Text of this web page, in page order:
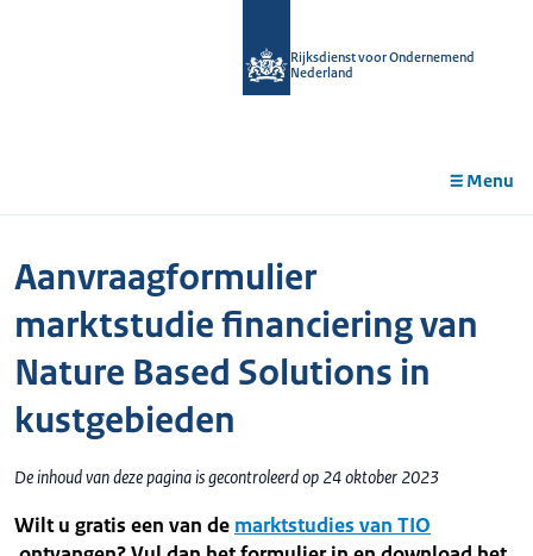
Rijksdienst voor Ondernemend
Nederland
Menu
Aanvraagformulier
marktstudie financiering van
Nature Based Solutions in
kustgebieden
De inhoud van deze pagina is gecontroleerd op 24 oktober 2023
Wilt u gratis een van de marktstudies van TIO